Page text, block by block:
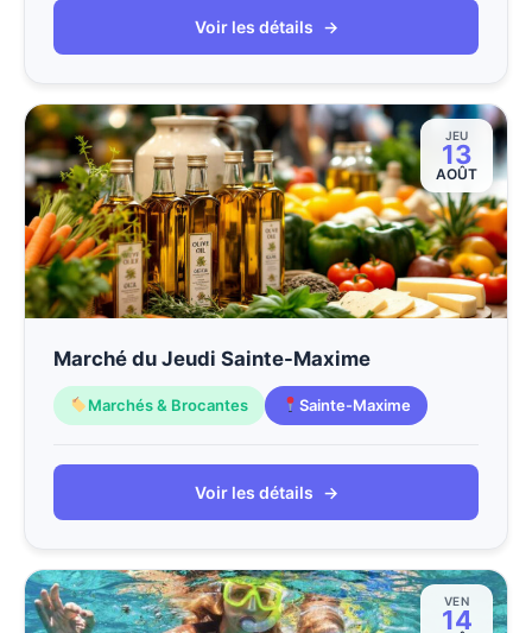
Voir les détails →
JEU
13
AOÛT
Marché du Jeudi Sainte-Maxime
Marchés & Brocantes Sainte-Maxime
Voir les détails →
VEN
14